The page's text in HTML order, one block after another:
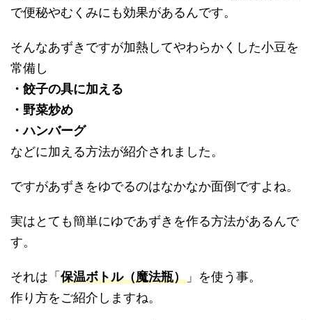
で便秘やむくみにも効果があるんです。
そんなあずきですが加熱してやわらかくした小豆を
常備し
・餃子の具に加える
・野菜炒め
・ハンバーグ
などに加える方法が紹介されました。
ですがあずきをゆでるのはなかなか面倒ですよね。
実はとても簡単にゆであずきを作る方法があるんで
す。
それは「 保温ボトル（魔法瓶） 」を使う事。
作り方をご紹介しますね。